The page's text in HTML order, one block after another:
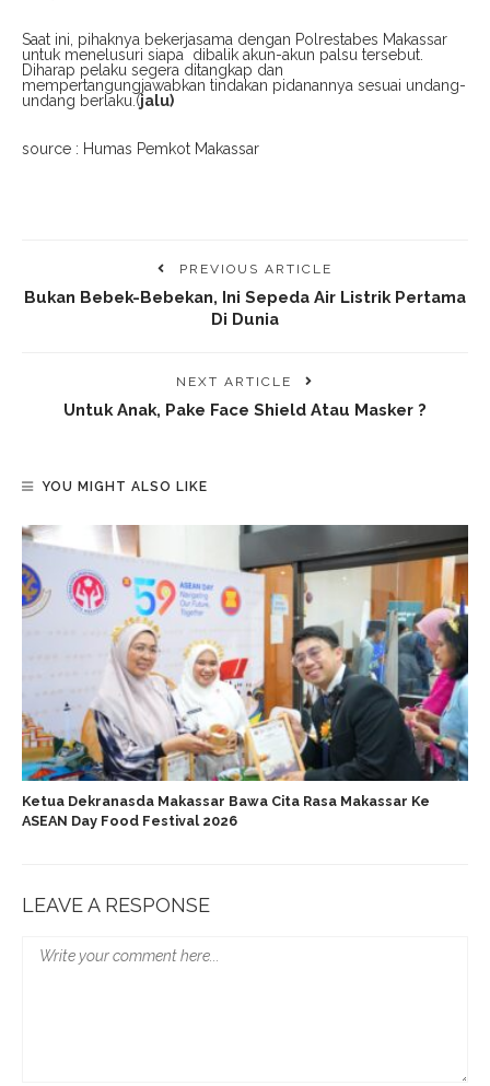
Saat ini, pihaknya bekerjasama dengan Polrestabes Makassar
untuk menelusuri siapa dibalik akun-akun palsu tersebut.
Diharap pelaku segera ditangkap dan
mempertangungjawabkan tindakan pidanannya sesuai undang-
undang berlaku.(jalu)
source : Humas Pemkot Makassar
PREVIOUS ARTICLE
Bukan Bebek-Bebekan, Ini Sepeda Air Listrik Pertama
Di Dunia
NEXT ARTICLE
Untuk Anak, Pake Face Shield Atau Masker ?
YOU MIGHT ALSO LIKE
Ketua Dekranasda Makassar Bawa Cita Rasa Makassar Ke
ASEAN Day Food Festival 2026
LEAVE A RESPONSE